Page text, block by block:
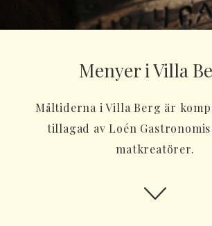
Menyer i Villa
Måltiderna i Villa Berg är
tillagad av Loén
matkreatörer.